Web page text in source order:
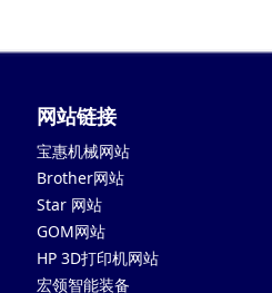
网站链接
宝惠机械网站
Brother网站
Star 网站
GOM网站
HP 3D打印机网站
宏领智能装备